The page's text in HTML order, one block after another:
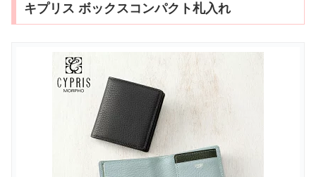
キプリス ボックスコンパクト札入れ